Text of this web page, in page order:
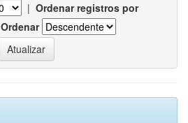
| Ordenar registros por
Ordenar